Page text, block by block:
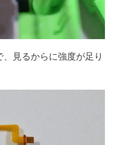
見るからに強度が足り